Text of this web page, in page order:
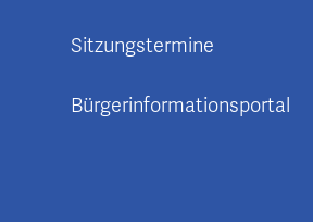
Sitzungstermine
Bürgerinformationsportal